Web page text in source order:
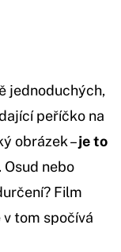
jednoduchých,
peříčko na
obrázek –je to
. Osud nebo
Film
tom spočívá